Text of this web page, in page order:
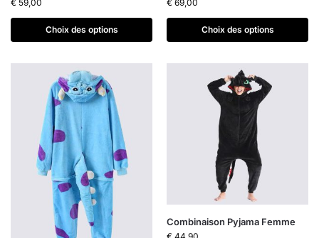
€ 59,00
Choix des options
€ 69,00
Choix des options
Combinaison Pyjama Femme